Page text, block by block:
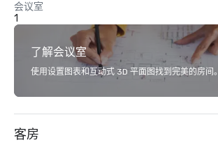
会议室
1
了解会议室
使用设置图表和互动式 3D 平面图找到完美的房间。
客房